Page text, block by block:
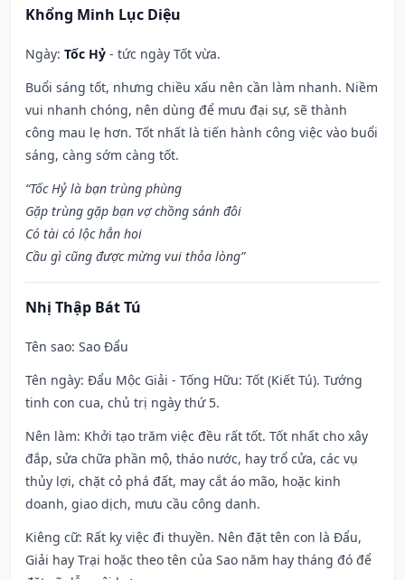
Khổng Minh Lục Diệu
Ngày: Tốc Hỷ - tức ngày Tốt vừa.
Buổi sáng tốt, nhưng chiều xấu nên cần làm nhanh. Niềm
vui nhanh chóng, nên dùng để mưu đại sự, sẽ thành
công mau lẹ hơn. Tốt nhất là tiến hành công việc vào buổi
sáng, càng sớm càng tốt.
“Tốc Hỷ là bạn trùng phùng
Gặp trùng gặp bạn vợ chồng sánh đôi
Có tài có lộc hẳn hoi
Cầu gì cũng được mừng vui thỏa lòng”
Nhị Thập Bát Tú
Tên sao: Sao Đẩu
Tên ngày: Đẩu Mộc Giải - Tống Hữu: Tốt (Kiết Tú). Tướng
tinh con cua, chủ trị ngày thứ 5.
Nên làm: Khởi tạo trăm việc đều rất tốt. Tốt nhất cho xây
đắp, sửa chữa phần mộ, tháo nước, hay trổ cửa, các vụ
thủy lợi, chặt cỏ phá đất, may cắt áo mão, hoặc kinh
doanh, giao dịch, mưu cầu công danh.
Kiêng cữ: Rất kỵ việc đi thuyền. Nên đặt tên con là Đẩu,
Giải hay Trại hoặc theo tên của Sao năm hay tháng đó để